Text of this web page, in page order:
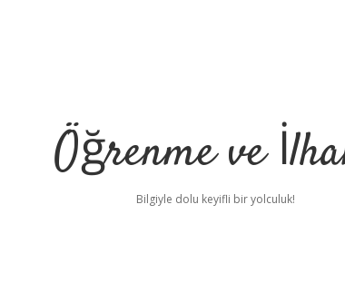
Öğrenme ve
Bilgiyle dolu keyifli bir yolculuk!